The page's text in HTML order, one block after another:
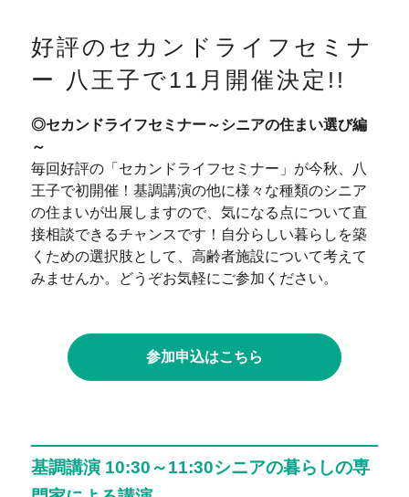
好評のセカンドライフセミナ
ー 八王子で11月開催決定!!
◎セカンドライフセミナー～シニアの住まい選び編
～
毎回好評の「セカンドライフセミナー」が今秋、八
王子で初開催！基調講演の他に様々な種類のシニア
の住まいが出展しますので、気になる点について直
接相談できるチャンスです！自分らしい暮らしを築
くための選択肢として、高齢者施設について考えて
みませんか。どうぞお気軽にご参加ください。
参加申込はこちら
基調講演 10:30～11:30シニアの暮らしの専